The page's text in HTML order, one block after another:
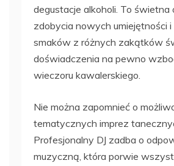
degustacje alkoholi. To świetna
zdobycia nowych umiejętności
smaków z różnych zakątków
doświadczenia na pewno
wieczoru kawalerskiego.
Nie można zapomnieć o
tematycznych imprez
Profesjonalny DJ zadba o
muzyczną, która porwie